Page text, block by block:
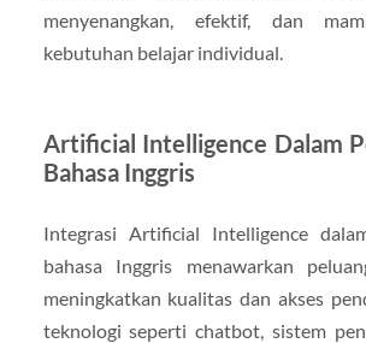
menyenangkan, efektif, dan
kebutuhan belajar individual.
Artificial Intelligence Dalam
Bahasa Inggris
Integrasi Artificial Intelligence
bahasa Inggris menawarkan
meningkatkan kualitas dan akses
teknologi seperti chatbot, sistem